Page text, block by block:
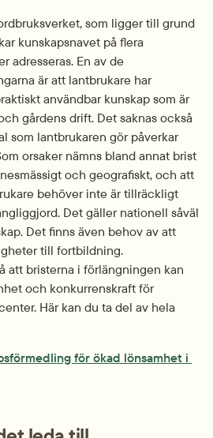
som ligger till grund
kunskapsnavet på flera
adresseras. En av de
är att lantbrukare har
användbar kunskap som är
gårdens drift. Det saknas också
som lantbrukaren gör påverkar
orsaker nämns bland annat brist
och geografiskt, och att
behöver inte är tillräckligt
Det gäller nationell såväl
Det finns även behov av att
till fortbildning.
att bristerna i förlängningen kan
och konkurrenskraft för
Här kan du ta del av hela
för ökad lönsamhet i
140.2 kB.